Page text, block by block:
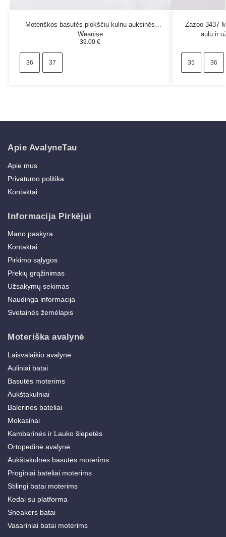
Moteriškos basutės plokščiu kulnu auksinės
Weanise
39.00€
36 37
Zazoo 3437
aulu ir
35 36
Apie AvalyneTau
Apie mus
Privatumo politika
Kontaktai
Informacija Pirkėjui
Mano paskyra
Kontaktai
Pirkimo sąlygos
Prekių grąžinimas
Užsakymų sekimas
Naudinga informacija
Svetainės žemėlapis
Moteriška avalynė
Laisvalaikio avalynė
Auliniai batai
Basutės moterims
Aukštakulniai
Balerinos bateliai
Mokasinai
Kambarinės ir Lauko šlepetės
Ortopedinė avalynė
Aukštakulnės basutės moterims
Proginiai bateliai moterims
Stilingi batai moterims
Kedai su platforma
Sneakers batai
Vasariniai batai moterims